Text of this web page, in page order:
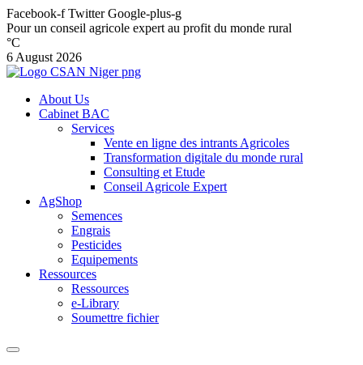
Facebook-f Twitter Google-plus-g
Pour un conseil agricole expert au profit du monde rural
°C
6 August 2026
About Us
Cabinet BAC
Services
Vente en ligne des intrants Agricoles
Transformation digitale du monde rural
Consulting et Etude
Conseil Agricole Expert
AgShop
Semences
Engrais
Pesticides
Equipements
Ressources
Ressources
e-Library
Soumettre fichier